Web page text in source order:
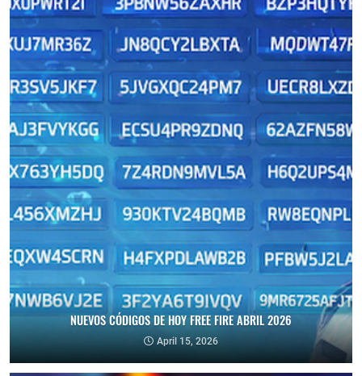
NUEVOS CÓDIGOS DE HOY FREE FIRE ABRIL 2026
April 15, 2026